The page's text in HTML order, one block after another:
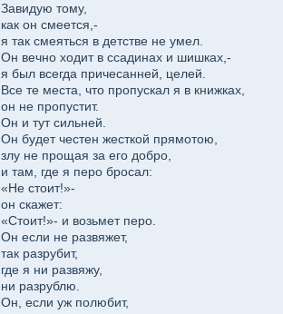
Завидую тому,
как он смеется,-
я так смеяться в детстве не умел.
Он вечно ходит в ссадинах и шишках,-
я был всегда причесанней, целей.
Все те места, что пропускал я в книжках,
он не пропустит.
Он и тут сильней.
Он будет честен жесткой прямотою,
злу не прощая за его добро,
и там, где я перо бросал:
«Не стоит!»-
он скажет:
«Стоит!»- и возьмет перо.
Он если не развяжет,
так разрубит,
где я ни развяжу,
ни разрублю.
Он, если уж полюбит,